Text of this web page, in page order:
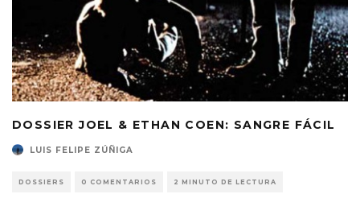
DOSSIER JOEL & ETHAN COEN: SANGRE FÁCIL
LUIS FELIPE ZÚÑIGA
DOSSIERS 0 COMENTARIOS 2 MINUTO DE LECTURA